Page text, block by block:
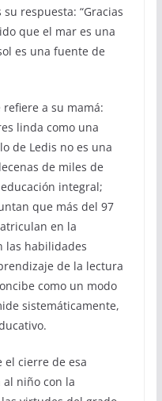
respuesta: “Gracias
que el mar es una
es una fuente de
a su mamá:
linda como una
de Ledis no es una
de miles de
integral;
que más del 97
en la
las habilidades
de la lectura
como un modo
sistemáticamente,
el cierre de esa
al niño con la